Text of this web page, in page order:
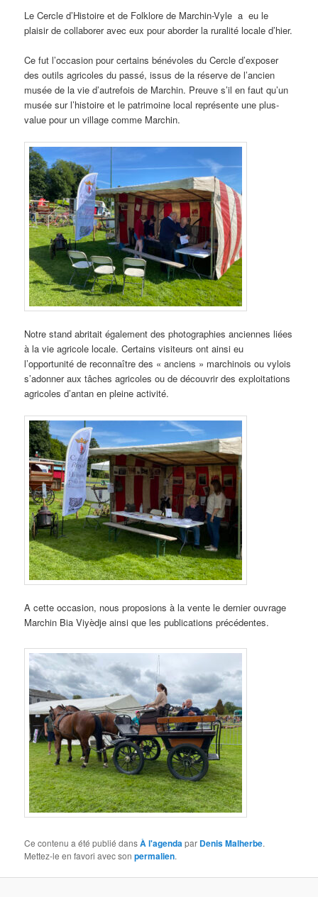
Le Cercle d’Histoire et de Folklore de Marchin-Vyle a eu le
plaisir de collaborer avec eux pour aborder la ruralité locale d’hier.
Ce fut l’occasion pour certains bénévoles du Cercle d’exposer
des outils agricoles du passé, issus de la réserve de l’ancien
musée de la vie d’autrefois de Marchin. Preuve s’il en faut qu’un
musée sur l’histoire et le patrimoine local représente une plus-
value pour un village comme Marchin.
Notre stand abritait également des photographies anciennes liées
à la vie agricole locale. Certains visiteurs ont ainsi eu
l’opportunité de reconnaître des « anciens » marchinois ou vylois
s’adonner aux tâches agricoles ou de découvrir des exploitations
agricoles d’antan en pleine activité.
A cette occasion, nous proposions à la vente le dernier ouvrage
Marchin Bia Viyèdje ainsi que les publications précédentes.
Ce contenu a été publié dansÀ l'agenda par Denis Malherbe.
Mettez-le en favori avec sonpermalien.